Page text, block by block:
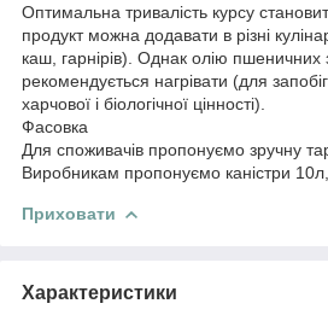
Оптимальна тривалість курсу
продукт можна додавати в різні
каш, гарнірів). Однак олію пшеничних
рекомендується нагрівати (для
харчової і біологічної цінності).
Фасовка
Для споживачів пропонуємо зручну
Виробникам пропонуємо каністри
Приховати
Характеристики